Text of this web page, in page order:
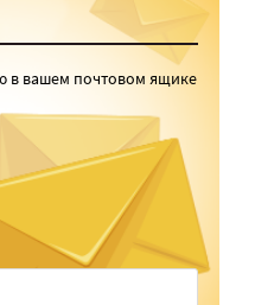
в вашем почтовом ящике